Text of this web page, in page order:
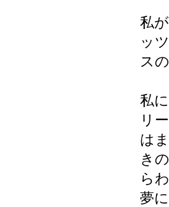
私
ッ
ス
私
リ
は
き
ら
夢